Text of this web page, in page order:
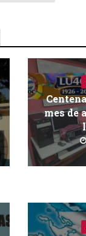
mes de